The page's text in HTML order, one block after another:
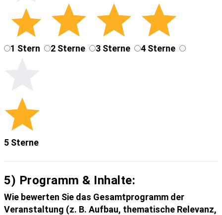
1 Stern 2 Sterne 3 Sterne 4 Sterne
5 Sterne
5) Programm & Inhalte:
Wie bewerten Sie das Gesamtprogramm der
Veranstaltung (z. B. Aufbau, thematische Relevanz,